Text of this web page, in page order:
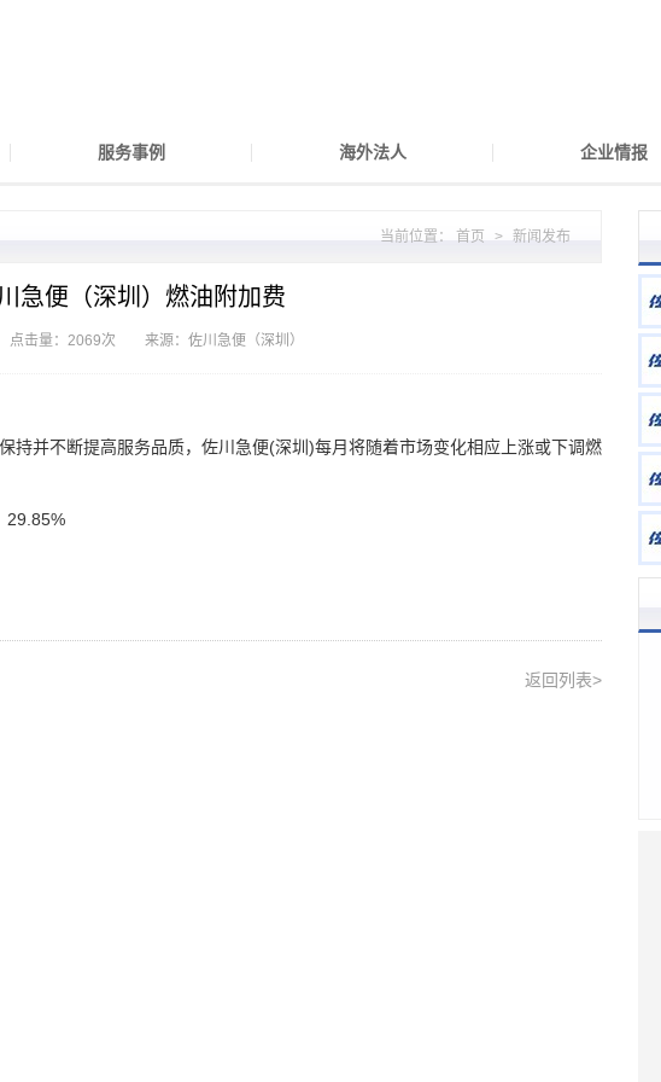
服务事例 海外法人 企业情报
当前位置： 首页 > 新闻发布
急便（深圳）燃油附加费
点击量：2069次 来源：佐川急便（深圳）
并不断提高服务品质，佐川急便(深圳)每月将随着市场变化相应上涨或下调燃
29.85%
返回列表>